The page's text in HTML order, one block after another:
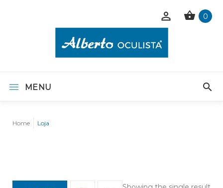
0
MENU
Home Loja